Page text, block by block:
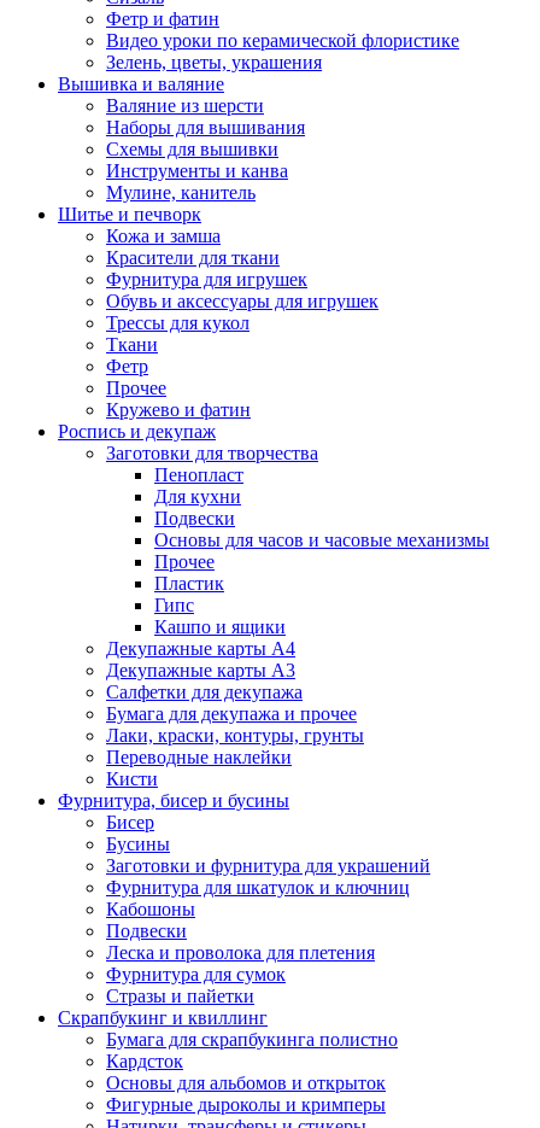
Фетр и фатин
Видео уроки по керамической флористике
Зелень, цветы, украшения
Вышивка и валяние
Валяние из шерсти
Наборы для вышивания
Схемы для вышивки
Инструменты и канва
Мулине, канитель
Шитье и печворк
Кожа и замша
Красители для ткани
Фурнитура для игрушек
Обувь и аксессуары для игрушек
Трессы для кукол
Ткани
Фетр
Прочее
Кружево и фатин
Роспись и декупаж
Заготовки для творчества
Пенопласт
Для кухни
Подвески
Основы для часов и часовые механизмы
Прочее
Пластик
Гипс
Кашпо и ящики
Декупажные карты А4
Декупажные карты А3
Салфетки для декупажа
Бумага для декупажа и прочее
Лаки, краски, контуры, грунты
Переводные наклейки
Кисти
Фурнитура, бисер и бусины
Бисер
Бусины
Заготовки и фурнитура для украшений
Фурнитура для шкатулок и ключниц
Кабошоны
Подвески
Леска и проволока для плетения
Фурнитура для сумок
Стразы и пайетки
Скрапбукинг и квиллинг
Бумага для скрапбукинга полистно
Кардсток
Основы для альбомов и открыток
Фигурные дыроколы и кримперы